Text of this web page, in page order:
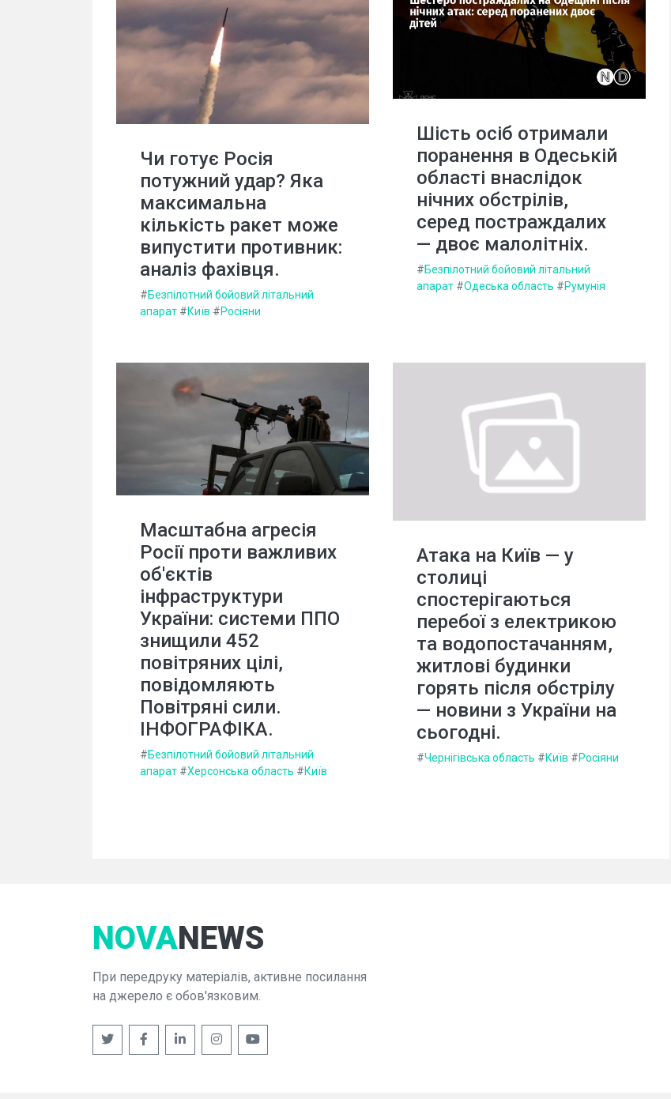
Чи готує Росія
потужний удар? Яка
максимальна
кількість ракет може
випустити противник:
аналіз фахівця.
#Безпілотний бойовий літальний
апарат #Київ #Росіяни
Шість осіб отримали
поранення в Одеській
області внаслідок
нічних обстрілів,
серед постраждалих
— двоє малолітніх.
#Безпілотний бойовий літальний
апарат #Одеська область #Румунія
Масштабна агресія
Росії проти важливих
об'єктів
інфраструктури
України: системи ППО
знищили 452
повітряних цілі,
повідомляють
Повітряні сили.
ІНФОГРАФІКА.
#Безпілотний бойовий літальний
апарат #Херсонська область #Київ
Атака на Київ — у
столиці
спостерігаються
перебої з електрикою
та водопостачанням,
житлові будинки
горять після обстрілу
— новини з України на
сьогодні.
#Чернігівська область #Київ #Росіяни
NOVANEWS
При передруку матеріалів, активне посилання
на джерело є обов'язковим.